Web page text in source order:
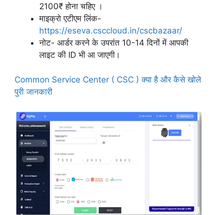
2100₹ होना चहिए ।
माइक्रो एटीएम लिंक-
https://eseva.csccloud.in/cscbazaar/
नोट- आर्डर करने के उपरांत 10-14 दिनों में आपकी
लाइट की ID भी आ जाएगी।
Common Service Center ( CSC ) क्या है और कैसे खोले
पुरी जानकारी